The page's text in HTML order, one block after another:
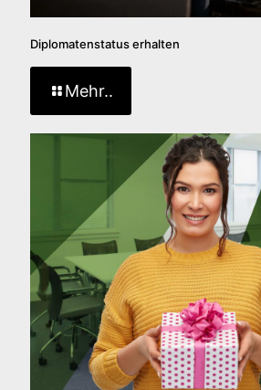
Diplomatenstatus erhalten
Mehr..